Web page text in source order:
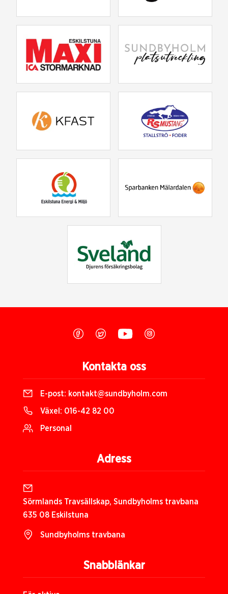
Snabblänkar
Kontakta oss
E-post: kontakt@sundbyholm.com
Växel: 016-42 82 00
Personal
Adress
Sörmlands Travsällskap, Sundbyholms travbana
635 08 Eskilstuna
Sundbyholms travbana